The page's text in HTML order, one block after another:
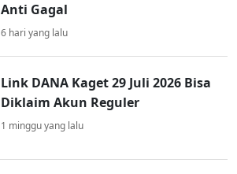
Anti Gagal
6 hari yang lalu
Link DANA Kaget 29 Juli 2026 Bisa
Diklaim Akun Reguler
1 minggu yang lalu